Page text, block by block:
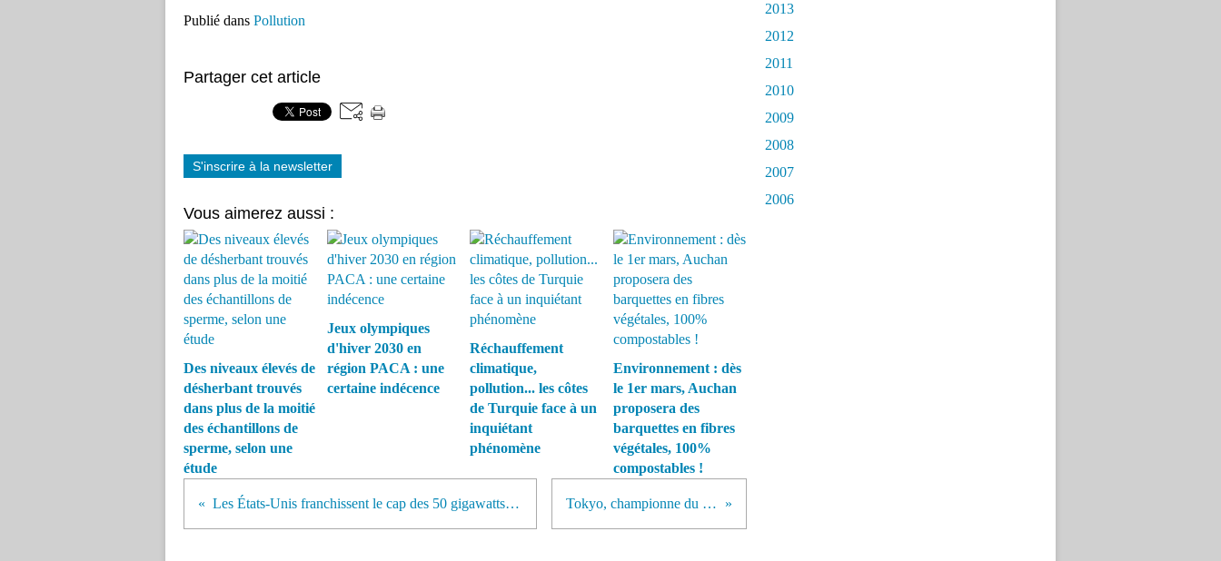
Publié dans Pollution
Partager cet article
S'inscrire à la newsletter
Vous aimerez aussi :
Des niveaux élevés de
désherbant trouvés
dans plus de la moitié
des échantillons de
sperme, selon une
étude
Jeux olympiques
d'hiver 2030 en
région PACA : une
certaine indécence
Réchauffement
climatique,
pollution... les côtes
de Turquie face à un
inquiétant
phénomène
Environnement : dès
le 1er mars, Auchan
proposera des
barquettes en fibres
végétales, 100%
compostables !
Les États-Unis franchissent le cap des 50 gigawatts d’éolien installé Tokyo, championne du tri sélectif
2013
2012
2011
2010
2009
2008
2007
2006